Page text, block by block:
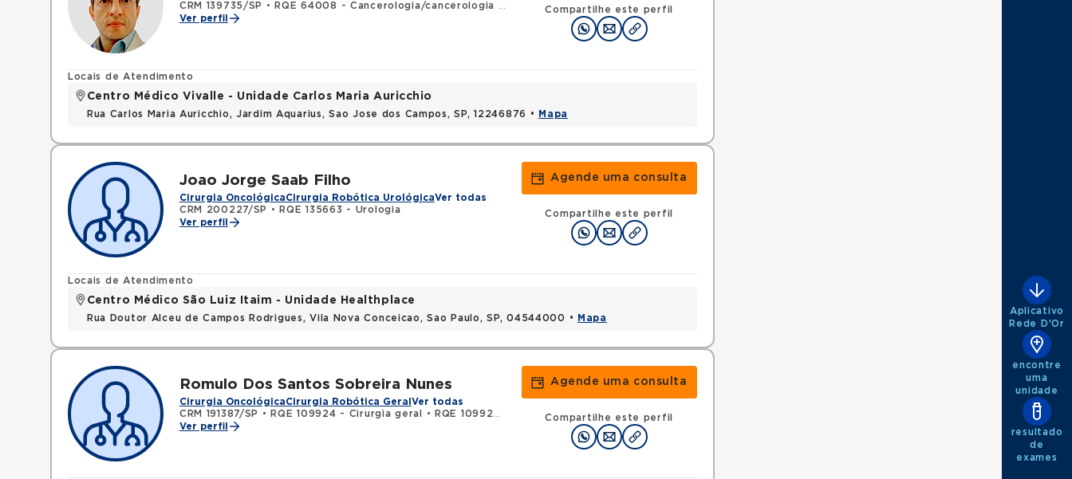
CRM 139735/SP
• RQE 64008 - Cancerologia/cancerologia cirúrgica •RQE 128743 - Cirurgia geral
Ver perfil
Compartilhe este perfil
Locais de Atendimento
Centro Médico Vivalle - Unidade Carlos Maria Auricchio
Rua Carlos Maria Auricchio, Jardim Aquarius, Sao Jose dos Campos, SP, 12246876 • Mapa
Joao Jorge Saab Filho
Cirurgia OncológicaCirurgia Robótica UrológicaVer todas
CRM 200227/SP
•
RQE 135663 - Urologia
Ver perfil
Agende uma consulta
Compartilhe este perfil
Locais de Atendimento
Centro Médico São Luiz Itaim - Unidade Healthplace
Rua Doutor Alceu de Campos Rodrigues, Vila Nova Conceicao, Sao Paulo, SP, 04544000 • Mapa
Romulo Dos Santos Sobreira Nunes
Cirurgia OncológicaCirurgia Robótica Geral Ver todas
CRM 191387/SP
• RQE 109924 - Cirurgia geral •
RQE 109925 - Urologia
Ver perfil
Agende uma consulta
Compartilhe este perfil
Aplicativo
Rede D'Or
encontre
uma
unidade
resultado
de
exames